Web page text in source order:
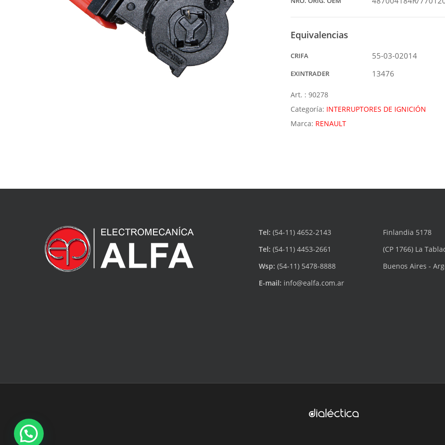
Equivalencias
CRIFA 55-03-02014
EXINTRADER 13476
Art. : 90278
Categoría: INTERRUPTORES DE IGNICIÓN
Marca: RENAULT
Tel: (54-11) 4652-2143
Tel: (54-11) 4453-2661
Wsp: (54-11) 5478-8888
E-mail: info@ealfa.com.ar
Finlandia 5178
(CP 1766) La
Buenos Aires -